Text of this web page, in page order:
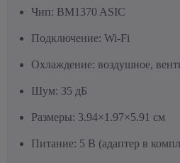
Чип: BM1370 ASIC
Подключение: Wi-Fi
Охлаждение: воздушное,
Шум: 35 дБ
Размеры: 3.94×1.97×5.91 см
Питание: 5 В (адаптер в